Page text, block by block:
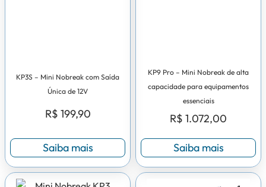
KP3S – Mini Nobreak com Saída
Única de 12V
R$ 199,90
Saiba mais
KP9 Pro – Mini Nobreak de alta
capacidade para equipamentos
essenciais
R$ 1.072,00
Saiba mais